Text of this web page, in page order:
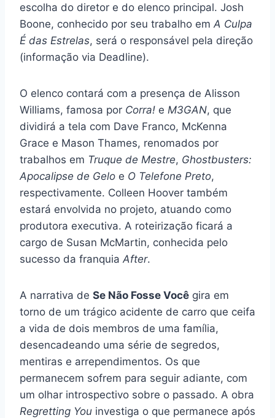
escolha do diretor e do elenco principal. Josh
Boone, conhecido por seu trabalho em A Culpa
É das Estrelas, será o responsável pela direção
(informação via Deadline).
O elenco contará com a presença de Alisson
Williams, famosa por Corra! e M3GAN, que
dividirá a tela com Dave Franco, McKenna
Grace e Mason Thames, renomados por
trabalhos em Truque de Mestre, Ghostbusters:
Apocalipse de Gelo e O Telefone Preto,
respectivamente. Colleen Hoover também
estará envolvida no projeto, atuando como
produtora executiva. A roteirização ficará a
cargo de Susan McMartin, conhecida pelo
sucesso da franquia After.
A narrativa de Se Não Fosse Você gira em
torno de um trágico acidente de carro que ceifa
a vida de dois membros de uma família,
desencadeando uma série de segredos,
mentiras e arrependimentos. Os que
permanecem sofrem para seguir adiante, com
um olhar introspectivo sobre o passado. A obra
Regretting You investiga o que permanece após